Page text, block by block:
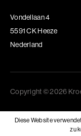
Vondellaan 4
5591 CK Heeze
Nederland
Copyright © 2026
Diese Website
zu